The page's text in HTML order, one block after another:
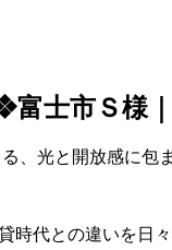
士市Ｓ様
代との違いを日